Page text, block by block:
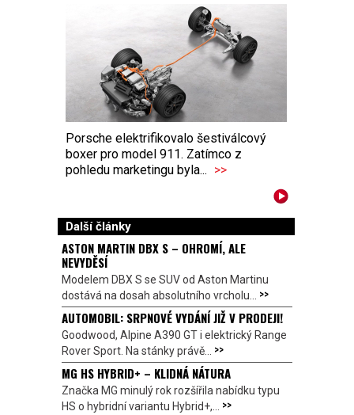
Porsche elektrifikovalo šestiválcový
boxer pro model 911. Zatímco z
pohledu marketingu byla... >>
Další články
ASTON MARTIN DBX S – OHROMÍ, ALE
NEVYDĚSÍ
Modelem DBX S se SUV od Aston Martinu
dostává na dosah absolutního vrcholu... >>
AUTOMOBIL: SRPNOVÉ VYDÁNÍ JIŽ V PRODEJI!
Goodwood, Alpine A390 GT i elektrický Range
Rover Sport. Na stánky právě... >>
MG HS HYBRID+ – KLIDNÁ NÁTURA
Značka MG minulý rok rozšířila nabídku typu
HS o hybridní variantu Hybrid+,... >>